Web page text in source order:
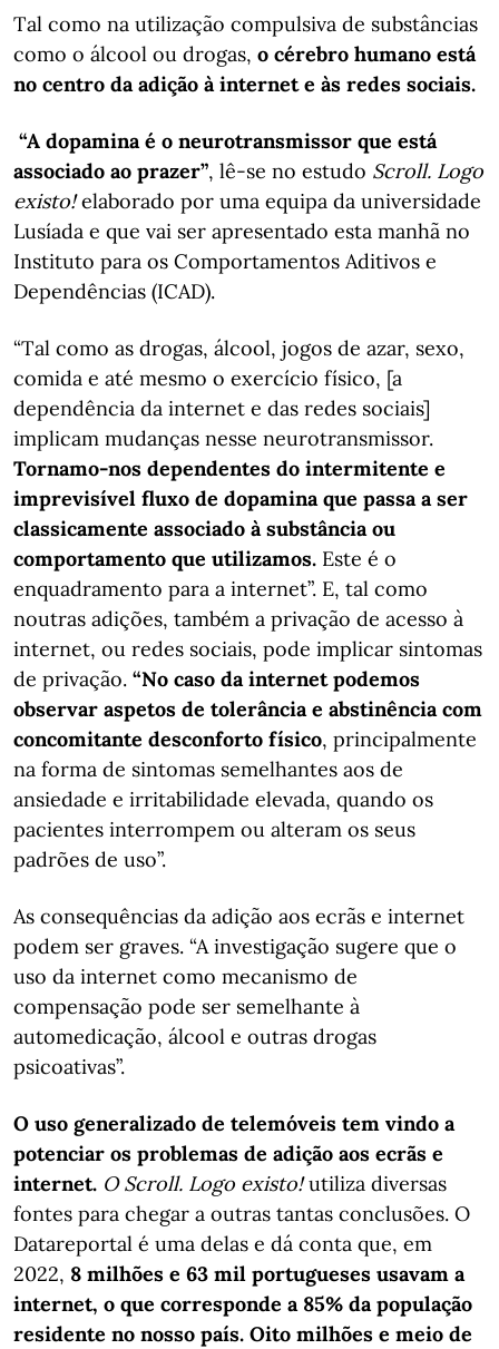
Tal como na utilização compulsiva de substâncias
como o álcool ou drogas, o cérebro humano está
no centro da adição à internet e às redes sociais.
“A dopamina é o neurotransmissor que está
associado ao prazer”, lê-se no estudo Scroll. Logo
existo!elaborado por uma equipa da universidade
Lusíada e que vai ser apresentado esta manhã no
Instituto para os Comportamentos Aditivos e
Dependências (ICAD).
“Tal como as drogas, álcool, jogos de azar, sexo,
comida e até mesmo o exercício físico, [a
dependência da internet e das redes sociais]
implicam mudanças nesse neurotransmissor.
Tornamo-nos dependentes do intermitente e
imprevisível fluxo de dopamina que passa a ser
classicamente associado à substância ou
comportamento que utilizamos. Este é o
enquadramento para a internet”. E, tal como
noutras adições, também a privação de acesso à
internet, ou redes sociais, pode implicar sintomas
de privação. “No caso da internet podemos
observar aspetos de tolerância e abstinência com
concomitante desconforto físico, principalmente
na forma de sintomas semelhantes aos de
ansiedade e irritabilidade elevada, quando os
pacientes interrompem ou alteram os seus
padrões de uso”.
As consequências da adição aos ecrãs e internet
podem ser graves. “A investigação sugere que o
uso da internet como mecanismo de
compensação pode ser semelhante à
automedicação, álcool e outras drogas
psicoativas”.
O uso generalizado de telemóveis tem vindo a
potenciar os problemas de adição aos ecrãs e
internet. O Scroll. Logo existo!utiliza diversas
fontes para chegar a outras tantas conclusões. O
Datareportal é uma delas e dá conta que, em
2022, 8 milhões e 63 mil portugueses usavam a
internet, o que corresponde a 85% da população
residente no nosso país. Oito milhões e meio de